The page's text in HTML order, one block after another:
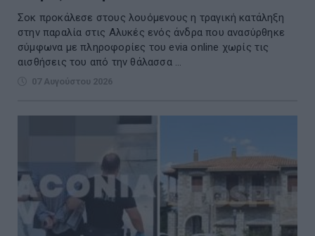
Σοκ προκάλεσε στους λουόμενους η τραγική κατάληξη
στην παραλία στις Αλυκές ενός άνδρα που ανασύρθηκε
σύμφωνα με πληροφορίες του evia online χωρίς τις
αισθήσεις του από την θάλασσα ...
07 Αυγούστου 2026